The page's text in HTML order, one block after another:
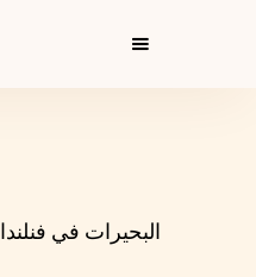
البحيرات في فنلندا